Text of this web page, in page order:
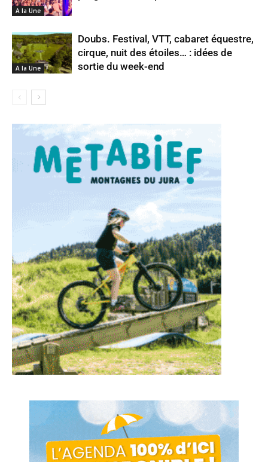
A la Une
A la Une
Doubs. Festival, VTT, cabaret équestre,
cirque, nuit des étoiles… : idées de
sortie du week-end